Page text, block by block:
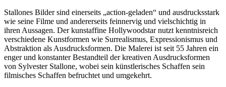
Stallones Bilder sind einerseits „action-geladen“ und ausdrucksstark
wie seine Filme und andererseits feinnervig und vielschichtig in
ihren Aussagen. Der kunstaffine Hollywoodstar nutzt kenntnisreich
verschiedene Kunstformen wie Surrealismus, Expressionismus und
Abstraktion als Ausdrucksformen. Die Malerei ist seit 55 Jahren ein
enger und konstanter Bestandteil der kreativen Ausdrucksformen
von Sylvester Stallone, wobei sein künstlerisches Schaffen sein
filmisches Schaffen befruchtet und umgekehrt.